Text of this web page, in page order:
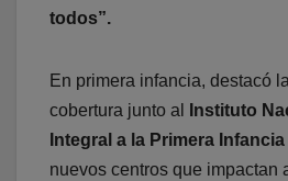
todos”.
En primera infancia, destacó
cobertura junto al
Instituto
Integral a la Primera
nuevos centros que impactan